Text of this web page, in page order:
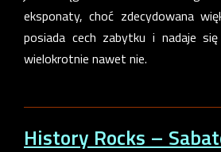
eksponaty, choć zdecydowana
posiada cech zabytku i nadaje
wielokrotnie nawet nie.
History Rocks –